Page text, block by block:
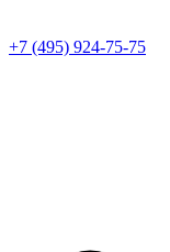
+7 (495) 924-75-75